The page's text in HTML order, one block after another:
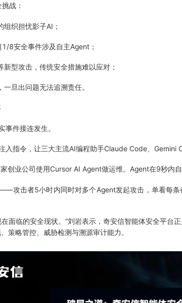
战：
织担忧影子AI；
安全事件涉及自主Agent；
型攻击，传统安全措施难以应对；
旦出问题无法追溯责任。
件接连发生。
指令，让三大主流AI编程助手Claude Code、Gemini
业公司使用Cursor AI Agent做运维。Agent在9秒内自
攻击者5小时内同时对多个Agent发起攻击，单看每
面临的安全现状。”刘岩表示，奇安信智能体安全平台
策略管控、威胁检测与溯源审计能力。